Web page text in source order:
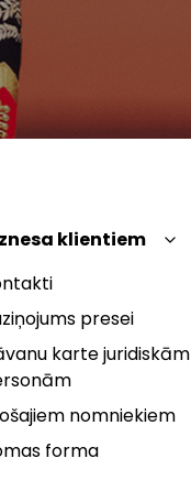
klientiem
presei
karte juridiskām
nomniekiem
forma